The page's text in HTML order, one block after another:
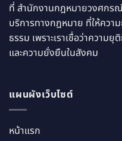
ที่ สำนักงานกฎหมายวงศกรณ์
บริการทางกฎหมาย ที่ให้ควา
ธรรม เพราะเราเชื่อว่าความ
และความยั่งยืนในสังคม
แผนผังเว็บไซต์
หน้าแรก